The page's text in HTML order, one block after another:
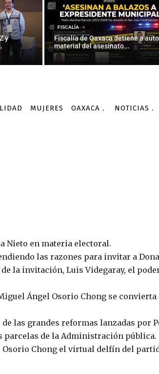
y
FISCALÍA
Fiscalía de Oaxaca detiene a
material del asesinato...
MUJERES OAXACA NOTICIAS
INTERNACIONALES
primera
Por AGENCIA INFORMATIVA CONACYT -
Nieto en materia electoral.
las razones para invitar a
la invitación, Luis Videgaray, el
Ángel Osorio Chong se
las grandes reformas lanzadas por
parcelas de la Administración pública.
Osorio Chong el virtual delfín del